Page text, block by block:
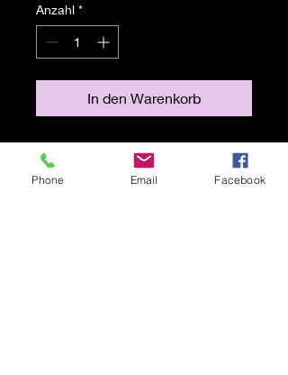
Anzahl *
In den Warenkorb
Acrilico su tela
30x40 cm Anno 2016
Phone Email Facebook